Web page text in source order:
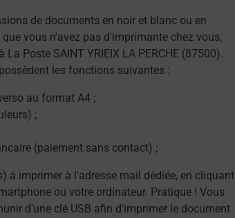
de documents en noir et blanc ou en
vous n'avez pas d'imprimante chez vous,
Poste SAINT YRIEIX LA PERCHE (87500).
les fonctions suivantes :
au format A4 ;
;
(paiement sans contact) ;
à imprimer à l'adresse mail dédiée, en cliquant
ou votre ordinateur. Pratique ! Vous
d'une clé USB afin d'imprimer le document